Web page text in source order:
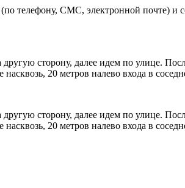
телефону, СМС, электронной почте) и
сторону, далее идем по улице.
20 метров налево входа в
сторону, далее идем по улице.
20 метров налево входа в